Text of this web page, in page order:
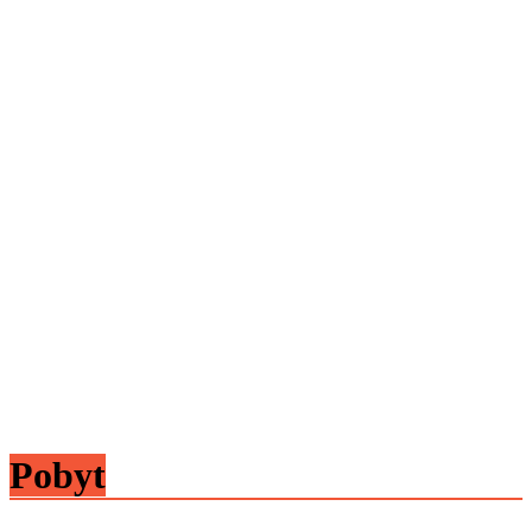
Pobyt